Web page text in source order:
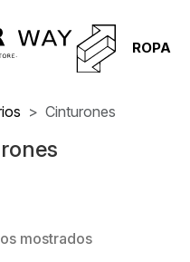
ROPA
Cinturones
mostrados